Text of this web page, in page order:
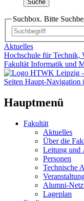
Suche
Suchbox. Bitte
Aktuelles
Hochschule für
Fakultät Informatik und
Seiten Haupt-Navigation
Hauptmenü
Fakultät
Aktuelles
Über die
Leitung und
Personen
Technische
Alumni-
Lageplan